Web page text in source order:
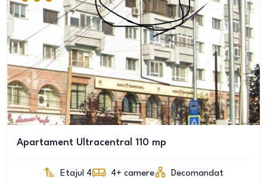
Apartament Ultracentral 110 mp
Etajul 4 4+ camere Decomandat